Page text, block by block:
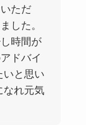
ただ
した。
時間が
ドバイ
いと思い
なれ元気